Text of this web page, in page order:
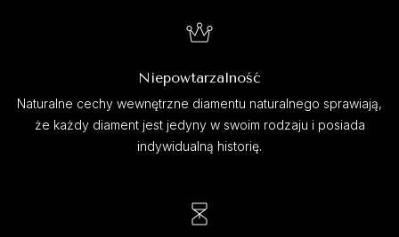
Niepowtarzalność
Naturalne cechy wewnętrzne diamentu naturalnego sprawiają,
że każdy diament jest jedyny w swoim rodzaju i posiada
indywidualną historię.